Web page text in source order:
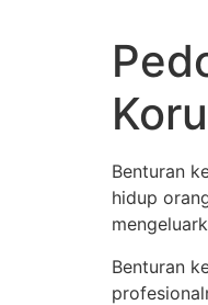
Benturan
hidup
Benturan